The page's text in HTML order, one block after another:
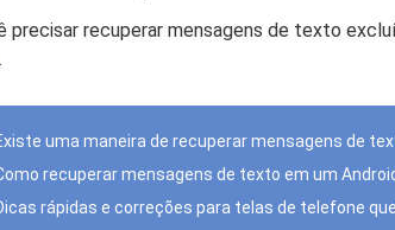
precisar recuperar mensagens de texto
.
uma maneira de recuperar mensagens de
recuperar mensagens de texto em um
rápidas e correções para telas de telefone